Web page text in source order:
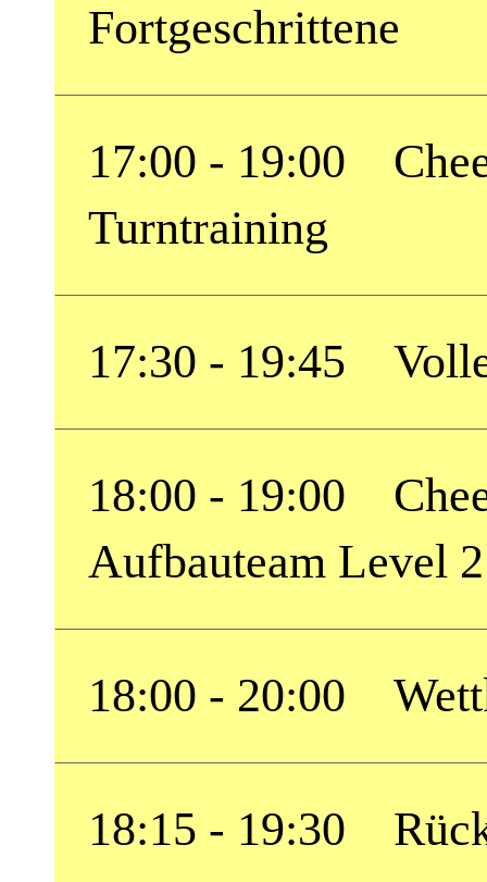
Fortgeschrittene
17:00 - 19:00
Turntraining
17:30 - 19:45
18:00 - 19:00
Aufbauteam Level 2
18:00 - 20:00
18:15 - 19:30